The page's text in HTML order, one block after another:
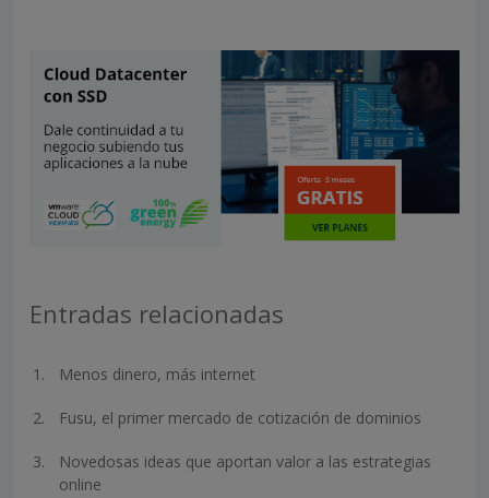
Entradas relacionadas
Menos dinero, más internet
Fusu, el primer mercado de cotización de dominios
Novedosas ideas que aportan valor a las estrategias
online